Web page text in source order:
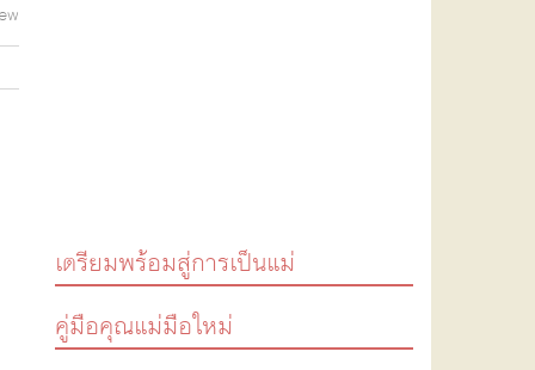
เตรียมพร้อมสู่การเป็นแม่
คู่มือคุณแม่มือใหม่